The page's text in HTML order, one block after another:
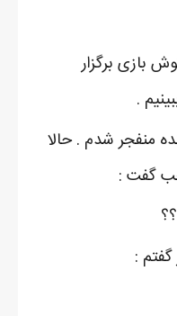
بازی برگزار
.
منفجر شدم . حالا
گفت :
: